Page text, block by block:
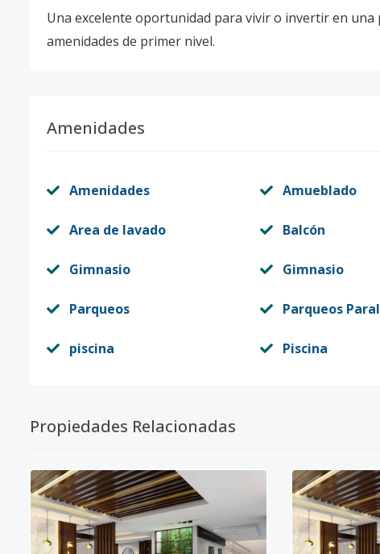
Una excelente oportunidad para vivir o invertir en
amenidades de primer nivel.
Amenidades
Amenidades Amueblado
Area de lavado Balcón
Gimnasio Gimnasio
Parqueos Parqueos
piscina Piscina
Propiedades Relacionadas